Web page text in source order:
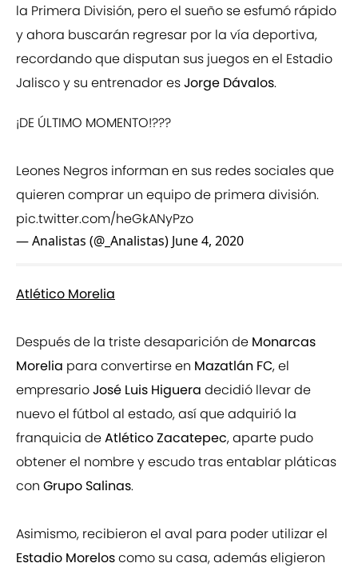
la Primera División, pero el sueño se esfumó rápido
y ahora buscarán regresar por la vía deportiva,
recordando que disputan sus juegos en el Estadio
Jalisco y su entrenador esJorge Dávalos.
¡DE ÚLTIMO MOMENTO!???
Leones Negros informan en sus redes sociales que
quieren comprar un equipo de primera división.
pic.twitter.com/heGkANyPzo
— Analistas (@_Analistas) June 4, 2020
Atlético Morelia
Después de la triste desaparición de Monarcas
Morelia para convertirse en Mazatlán FC, el
empresarioJosé Luis Higuera decidió llevar de
nuevo el fútbol al estado, así que adquirió la
franquicia deAtlético Zacatepec, aparte pudo
obtener el nombre y escudo tras entablar pláticas
con Grupo Salinas.
Asimismo, recibieron el aval para poder utilizar el
Estadio Moreloscomo su casa, además eligieron